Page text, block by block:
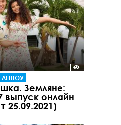
Земляне:
выпуск онлайн
25.09.2021)